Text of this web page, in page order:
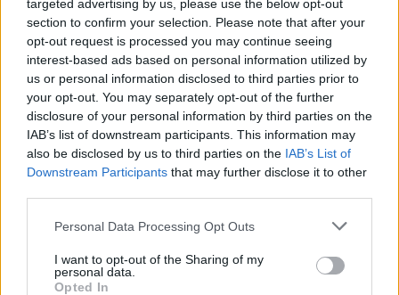
targeted advertising by us, please use the below opt-out
section to confirm your selection. Please note that after your
opt-out request is processed you may continue seeing
interest-based ads based on personal information utilized by
us or personal information disclosed to third parties prior to
your opt-out. You may separately opt-out of the further
disclosure of your personal information by third parties on the
IAB’s list of downstream participants. This information may
also be disclosed by us to third parties on the IAB’s List of
Downstream Participants that may further disclose it to other
Personal Data Processing Opt Outs
I want to opt-out of the Sharing of my
personal data.
Opted In